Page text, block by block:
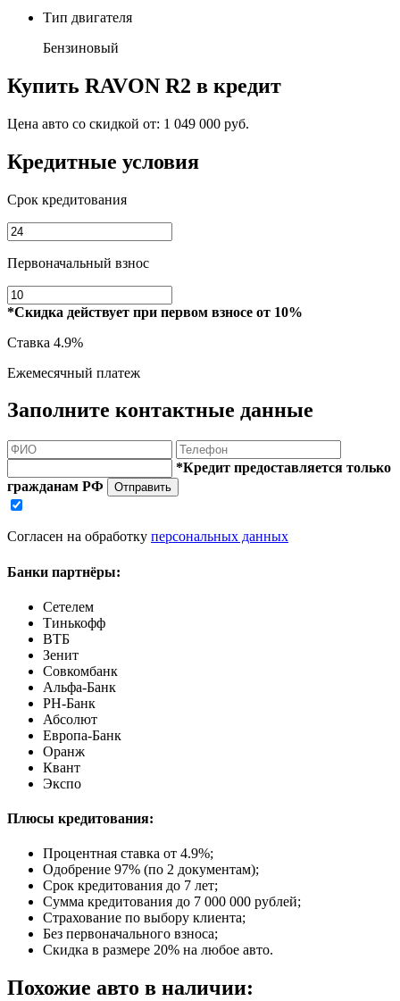
Тип двигателя
Бензиновый
Купить RAVON R2 в кредит
Цена авто со скидкой от: 1 049 000 руб.
Кредитные условия
Срок кредитования
Первоначальный взнос
*Скидка действует при первом взносе от 10%
Ставка 4.9%
Ежемесячный платеж
Заполните контактные данные
*Кредит предоставляется только
гражданам РФ
Отправить
Согласен на обработку персональных данных
Банки партнёры:
Сетелем
Тинькофф
ВТБ
Зенит
Совкомбанк
Альфа-Банк
РН-Банк
Абсолют
Европа-Банк
Оранж
Квант
Экспо
Плюсы кредитования:
Процентная ставка от 4.9%;
Одобрение 97% (по 2 документам);
Срок кредитования до 7 лет;
Сумма кредитования до 7 000 000 рублей;
Страхование по выбору клиента;
Без первоначального взноса;
Скидка в размере 20% на любое авто.
Похожие авто в наличии: